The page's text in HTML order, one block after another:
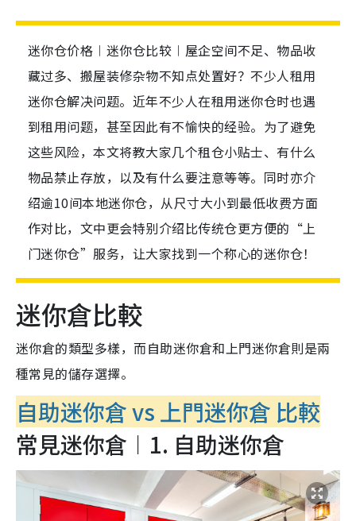
迷你仓价格︱迷你仓比较︱屋企空间不足、物品收
藏过多、搬屋装修杂物不知点处置好？不少人租用
迷你仓解决问题。近年不少人在租用迷你仓时也遇
到租用问题，甚至因此有不愉快的经验。为了避免
这些风险，本文将教大家几个租仓小贴士、有什么
物品禁止存放，以及有什么要注意等等。同时亦介
绍逾10间本地迷你仓，从尺寸大小到最低收费方面
作对比，文中更会特别介绍比传统仓更方便的“上
门迷你仓”服务，让大家找到一个称心的迷你仓！
迷你倉比較
迷你倉的類型多樣，而自助迷你倉和上門迷你倉則是兩
種常見的儲存選擇。
自助迷你倉 vs 上門迷你倉 比較
常見迷你倉︱1. 自助迷你倉